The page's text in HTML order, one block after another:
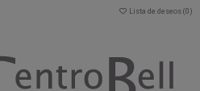
Lista de deseos (0 )